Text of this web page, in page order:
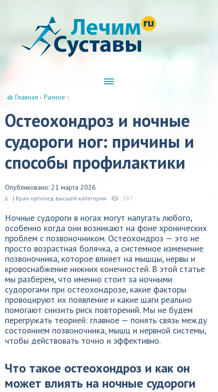
Главная › Разное ›
Остеохондроз и ночные
судороги ног: причины и
способы профилактики
Опубликовано: 21 марта 2026
| Врач-ортопед высшей категории 187
Ночные судороги в ногах могут напугать любого,
особенно когда они возникают на фоне хронических
проблем с позвоночником. Остеохондроз — это не
просто возрастная болячка, а системное изменение
позвоночника, которое влияет на мышцы, нервы и
кровоснабжение нижних конечностей. В этой статье
мы разберём, что именно стоит за ночными
судорогами при остеохондрозе, какие факторы
провоцируют их появление и какие шаги реально
помогают снизить риск повторений. Мы не будем
перегружать теорией: главное — понять связь между
состоянием позвоночника, мышц и нервной системы,
чтобы действовать точно и эффективно.
Что такое остеохондроз и как он
может влиять на ночные судороги